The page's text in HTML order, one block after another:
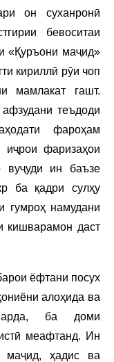
он суханронӣ
бевоситаи
«Қуръони маҷид»
кириллӣ рӯи чоп
мамлакат гашт.
теъдоди
фароҳам
фаризаҳои
ин баъзе
ба қадри сулҳу
гумроҳ намудани
кишварамон даст
ёфтани посух
алоҳида ва
ба доми
меафтанд. Ин
маҷид, ҳадис ва